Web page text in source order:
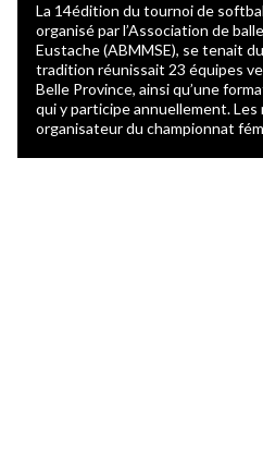
La 14édition du tournoi de
organisé par l’Association de
Eustache (ABMMSE), se tenait
tradition réunissait 23 équipes
Belle Province, ainsi qu’une
qui y participe annuellement.
organisateur du championnat